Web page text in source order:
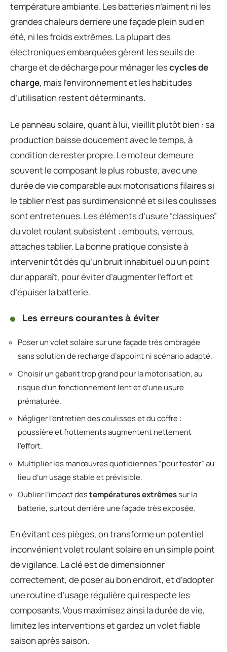
température ambiante. Les batteries n’aiment ni les
grandes chaleurs derrière une façade plein sud en
été, ni les froids extrêmes. La plupart des
électroniques embarquées gèrent les seuils de
charge et de décharge pour ménager lescycles de
charge, mais l’environnement et les habitudes
d’utilisation restent déterminants.
Le panneau solaire, quant à lui, vieillit plutôt bien : sa
production baisse doucement avec le temps, à
condition de rester propre. Le moteur demeure
souvent le composant le plus robuste, avec une
durée de vie comparable aux motorisations filaires si
le tablier n’est pas surdimensionné et si les coulisses
sont entretenues. Les éléments d’usure “classiques”
du volet roulant subsistent : embouts, verrous,
attaches tablier. La bonne pratique consiste à
intervenir tôt dès qu’un bruit inhabituel ou un point
dur apparaît, pour éviter d’augmenter l’effort et
d’épuiser la batterie.
Les erreurs courantes à éviter
Poser un volet solaire sur une façade très ombragée
sans solution de recharge d’appoint ni scénario adapté.
Choisir un gabarit trop grand pour la motorisation, au
risque d’un fonctionnement lent et d’une usure
prématurée.
Négliger l’entretien des coulisses et du coffre :
poussière et frottements augmentent nettement
l’effort.
Multiplier les manœuvres quotidiennes “pour tester” au
lieu d’un usage stable et prévisible.
Oublier l’impact destempératures extrêmessur la
batterie, surtout derrière une façade très exposée.
En évitant ces pièges, on transforme un potentiel
inconvénient volet roulant solaire en un simple point
de vigilance. La clé est de dimensionner
correctement, de poser au bon endroit, et d’adopter
une routine d’usage régulière qui respecte les
composants. Vous maximisez ainsi la durée de vie,
limitez les interventions et gardez un volet fiable
saison après saison.